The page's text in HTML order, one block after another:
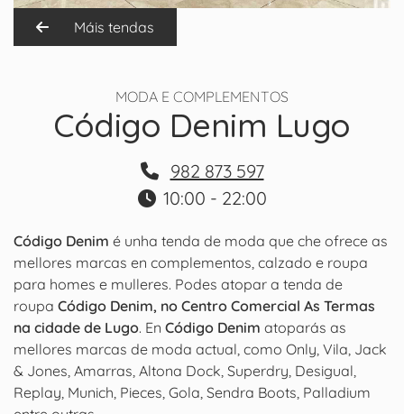
Máis tendas
MODA E COMPLEMENTOS
Código Denim Lugo
982 873 597
10:00 - 22:00
Código Denim é unha tenda de moda que che ofrece as
mellores marcas en complementos, calzado e roupa
para homes e mulleres. Podes atopar a tenda de
roupa Código Denim, no Centro Comercial As Termas
na cidade de Lugo. En Código Denim atoparás as
mellores marcas de moda actual, como Only, Vila, Jack
& Jones, Amarras, Altona Dock, Superdry, Desigual,
Replay, Munich, Pieces, Gola, Sendra Boots, Palladium